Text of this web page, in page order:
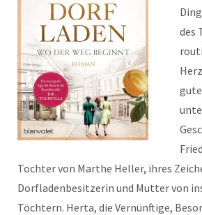
des
Tochter von Marthe Heller, ihres
Dorfladenbesitzerin und Mutter von
Töchtern. Herta, die Vernünftige,